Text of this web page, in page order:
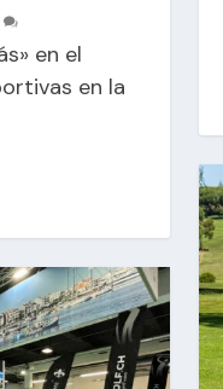
en el
en la